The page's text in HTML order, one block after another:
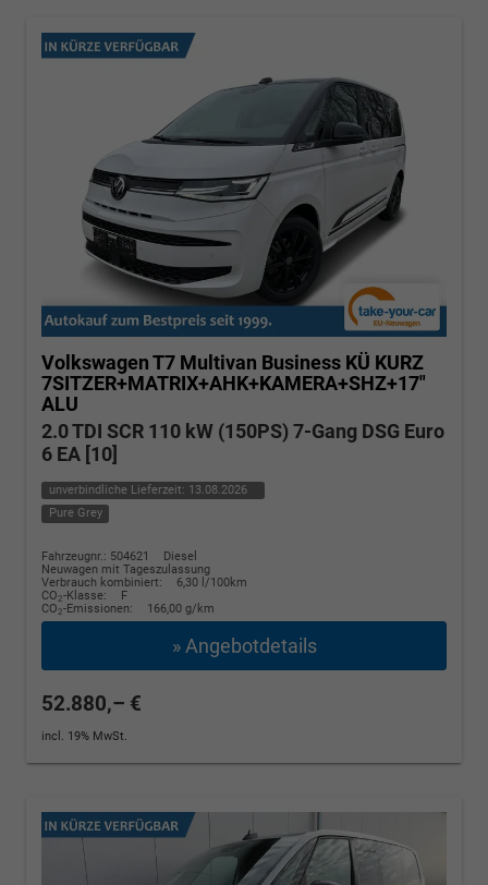
Volkswagen T7 Multivan Business KÜ KURZ
7SITZER+MATRIX+AHK+KAMERA+SHZ+17"
ALU
2.0 TDI SCR 110 kW (150PS) 7-Gang DSG Euro
6 EA [10]
unverbindliche Lieferzeit: 13.08.2026
Pure Grey
Fahrzeugnr.: 504621
Diesel
Neuwagen mit Tageszulassung
Verbrauch kombiniert:
6,30 l/100km
CO2-Klasse:
F
CO2-Emissionen: 166,00 g/km
» Angebotdetails
52.880,– €
incl. 19% MwSt.